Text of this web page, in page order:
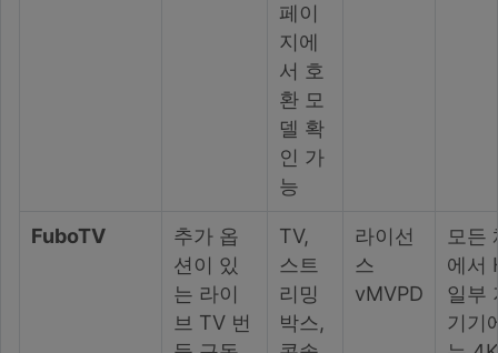
페이
지에
서 호
환 모
델 확
인 가
능
FuboTV
추가 옵
션이 있
는 라이
브 TV 번
TV,
스트
리밍
박스,
라이선
스
vMVPD
모든
에서
일부
기기